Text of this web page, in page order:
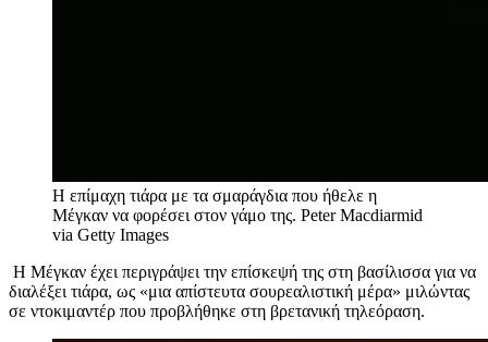
H επίμαχη τιάρα με τα σμαράγδια που ήθελε η
Μέγκαν να φορέσει στον γάμο της. Peter Macdiarmid
via Getty Images
Η Mέγκαν έχει περιγράψει την επίσκεψή της στη βασίλισσα για να
διαλέξει τιάρα, ως «μια απίστευτα σουρεαλιστική μέρα» μιλώντας
σε ντοκιμαντέρ που προβλήθηκε στη βρετανική τηλεόραση.